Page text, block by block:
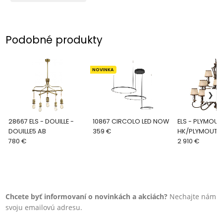
Podobné produkty
28667 ELS - DOUILLE -
DOUILLE5 AB
780 €
10867 CIRCOLO LED NOW
NOVINKA
359 €
ELS -
HK/
2 910 €
Chcete byť informovaní o novinkách a akciách? Nechajte nám
svoju emailovú adresu.